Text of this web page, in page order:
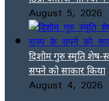
August 5, 2026
दिशोम गुरु स्मृति शेष-
सपने को साकार किया
August 4, 2026